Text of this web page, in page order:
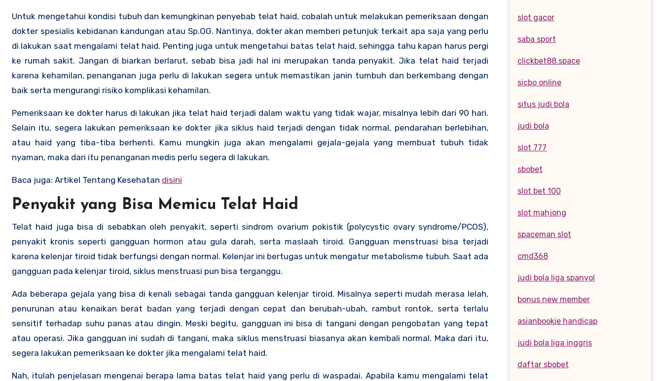
Untuk mengetahui kondisi tubuh dan kemungkinan penyebab telat haid, cobalah untuk melakukan pemeriksaan dengan
dokter spesialis kebidanan kandungan atau Sp.OG. Nantinya, dokter akan memberi petunjuk terkait apa saja yang perlu
di lakukan saat mengalami telat haid. Penting juga untuk mengetahui batas telat haid, sehingga tahu kapan harus pergi
ke rumah sakit. Jangan di biarkan berlarut, sebab bisa jadi hal ini merupakan tanda penyakit. Jika telat haid terjadi
karena kehamilan, penanganan juga perlu di lakukan segera untuk memastikan janin tumbuh dan berkembang dengan
baik serta mengurangi risiko komplikasi kehamilan.
Pemeriksaan ke dokter harus di lakukan jika telat haid terjadi dalam waktu yang tidak wajar, misalnya lebih dari 90 hari.
Selain itu, segera lakukan pemeriksaan ke dokter jika siklus haid terjadi dengan tidak normal, pendarahan berlebihan,
atau haid yang tiba-tiba berhenti. Kamu mungkin juga akan mengalami gejala-gejala yang membuat tubuh tidak
nyaman, maka dari itu penanganan medis perlu segera di lakukan.
Baca juga: Artikel Tentang Kesehatan disini
Penyakit yang Bisa Memicu Telat Haid
Telat haid juga bisa di sebabkan oleh penyakit, seperti sindrom ovarium pokistik (polycystic ovary syndrome/PCOS),
penyakit kronis seperti gangguan hormon atau gula darah, serta maslaah tiroid. Gangguan menstruasi bisa terjadi
karena kelenjar tiroid tidak berfungsi dengan normal. Kelenjar ini bertugas untuk mengatur metabolisme tubuh. Saat ada
gangguan pada kelenjar tiroid, siklus menstruasi pun bisa terganggu.
Ada beberapa gejala yang bisa di kenali sebagai tanda gangguan kelenjar tiroid. Misalnya seperti mudah merasa lelah,
penurunan atau kenaikan berat badan yang terjadi dengan cepat dan berubah-ubah, rambut rontok, serta terlalu
sensitif terhadap suhu panas atau dingin. Meski begitu, gangguan ini bisa di tangani dengan pengobatan yang tepat
atau operasi. Jika gangguan ini sudah di tangani, maka siklus menstruasi biasanya akan kembali normal. Maka dari itu,
segera lakukan pemeriksaan ke dokter jika mengalami telat haid.
Nah, itulah penjelasan mengenai berapa lama batas telat haid yang perlu di waspadai. Apabila kamu mengalami telat
slot gacor
saba sport
clickbet88.space
sicbo online
situs judi bola
judi bola
slot 777
sbobet
slot bet 100
slot mahjong
spaceman slot
cmd368
judi bola liga spanyol
bonus new member
asianbookie handicap
judi bola liga inggris
daftar sbobet